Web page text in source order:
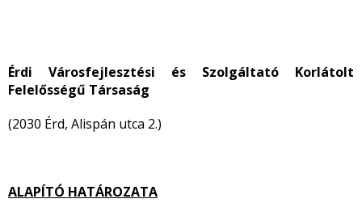
Érdi Városfejlesztési és Szolgáltató Korlátolt
Felelősségű Társaság
(2030 Érd, Alispán utca 2.)
ALAPÍTÓ HATÁROZATA